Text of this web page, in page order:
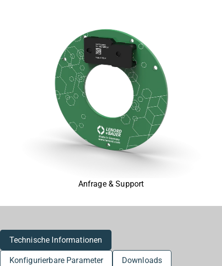
Anfrage & Support
Technische Informationen
Konfigurierbare Parameter Downloads